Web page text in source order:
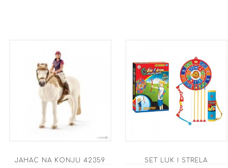
JAHAC NA KONJU 42359 SET LUK I STRELA